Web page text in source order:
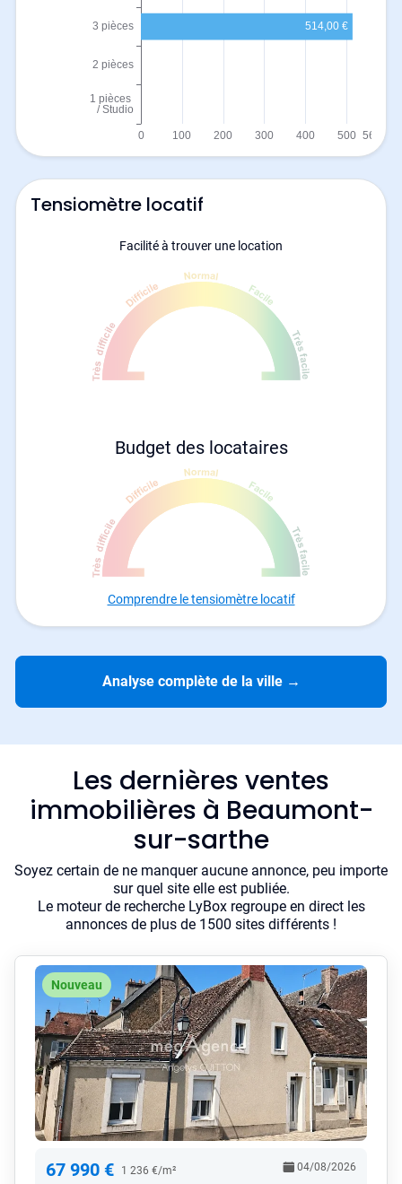
Tensiomètre locatif
Facilité à trouver une location
Budget des locataires
Comprendre le tensiomètre locatif
Analyse complète de la ville →
Les dernières ventes
immobilières à Beaumont-
sur-sarthe
Soyez certain de ne manquer aucune annonce, peu importe
sur quel site elle est publiée.
Le moteur de recherche LyBox regroupe en direct les
annonces de plus de 1500 sites différents !
Nouveau
67 990 € 1 236 €/m² 04/08/2026